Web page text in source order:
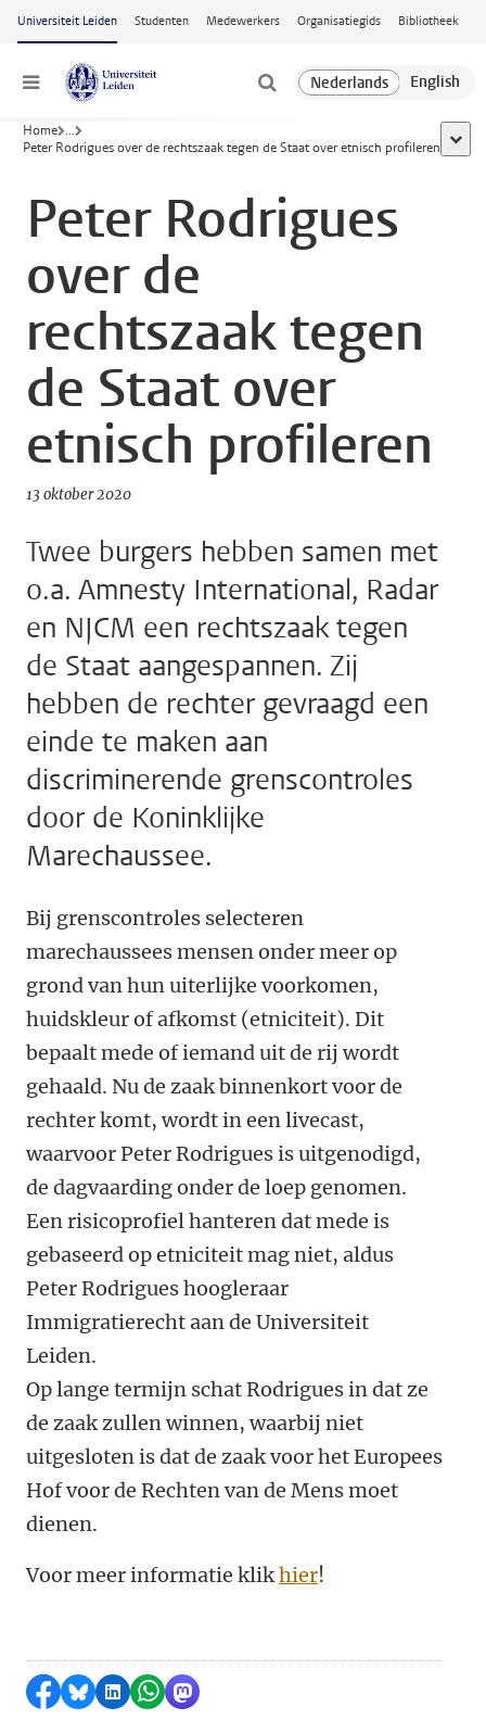
Ga naar hoofdinhoud
Universiteit Leiden Studenten Medewerkers Organisatiegids Bibliotheek
Menu
Home ...
Peter Rodrigues over de rechtszaak tegen de Staat over etnisch profileren
toon
Peter Rodrigues
over de
rechtszaak tegen
de Staat over
etnisch profileren
13 oktober 2020
Twee burgers hebben samen met
o.a. Amnesty International, Radar
en NJCM een rechtszaak tegen
de Staat aangespannen. Zij
hebben de rechter gevraagd een
einde te maken aan
discriminerende grenscontroles
door de Koninklijke
Marechaussee.
Bij grenscontroles selecteren
marechaussees mensen onder meer op
grond van hun uiterlijke voorkomen,
huidskleur of afkomst (etniciteit). Dit
bepaalt mede of iemand uit de rij wordt
gehaald. Nu de zaak binnenkort voor de
rechter komt, wordt in een livecast,
waarvoor Peter Rodrigues is uitgenodigd,
de dagvaarding onder de loep genomen.
Een risicoprofiel hanteren dat mede is
gebaseerd op etniciteit mag niet, aldus
Peter Rodrigues hoogleraar
Immigratierecht aan de Universiteit
Leiden.
Op lange termijn schat Rodrigues in dat ze
de zaak zullen winnen, waarbij niet
uitgesloten is dat de zaak voor het Europees
Hof voor de Rechten van de Mens moet
dienen.
Voor meer informatie klikhier!
Delen op Facebook
Delen via Bluesky
Delen op LinkedIn
Delen via WhatsApp
Delen via Mastodon